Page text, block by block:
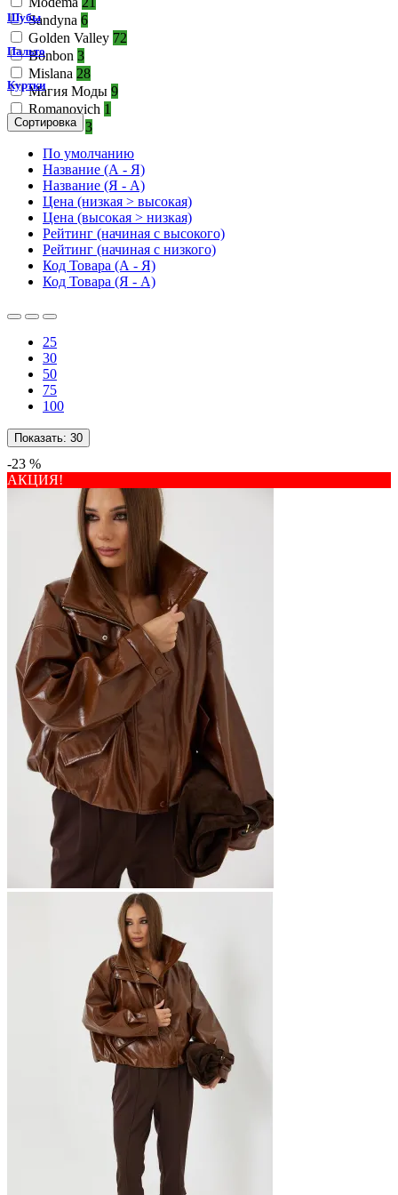
Sandyna 6
Golden Valley 72
Bonbon 3
Mislana 28
Магия Моды 9
Romanovich 1
Anastasia3
Шубы
Пальто
Куртки
Сортировка
По умолчанию
Название (А - Я)
Название (Я - А)
Цена (низкая > высокая)
Цена (высокая > низкая)
Рейтинг (начиная с высокого)
Рейтинг (начиная с низкого)
Код Товара (А - Я)
Код Товара (Я - А)
25
30
50
75
100
Показать: 30
-23 %
АКЦИЯ!